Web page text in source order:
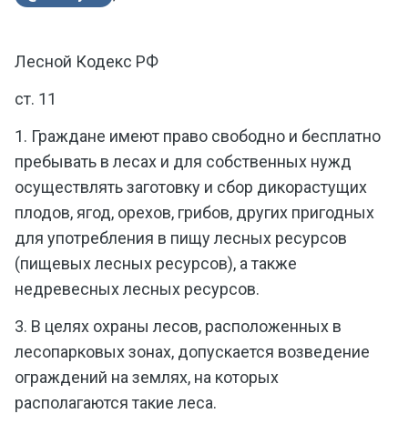
Лесной Кодекс РФ
ст. 11
1. Граждане имеют право свободно и бесплатно
пребывать в лесах и для собственных нужд
осуществлять заготовку и сбор дикорастущих
плодов, ягод, орехов, грибов, других пригодных
для употребления в пищу лесных ресурсов
(пищевых лесных ресурсов), а также
недревесных лесных ресурсов.
3. В целях охраны лесов, расположенных в
лесопарковых зонах, допускается возведение
ограждений на землях, на которых
располагаются такие леса.